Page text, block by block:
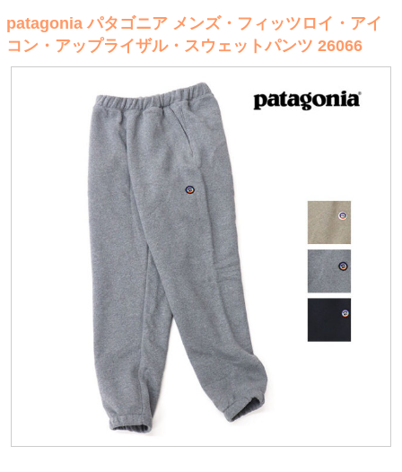
patagonia パタゴニア メンズ・フィッツロイ・アイ
コン・アップライザル・スウェットパンツ 26066